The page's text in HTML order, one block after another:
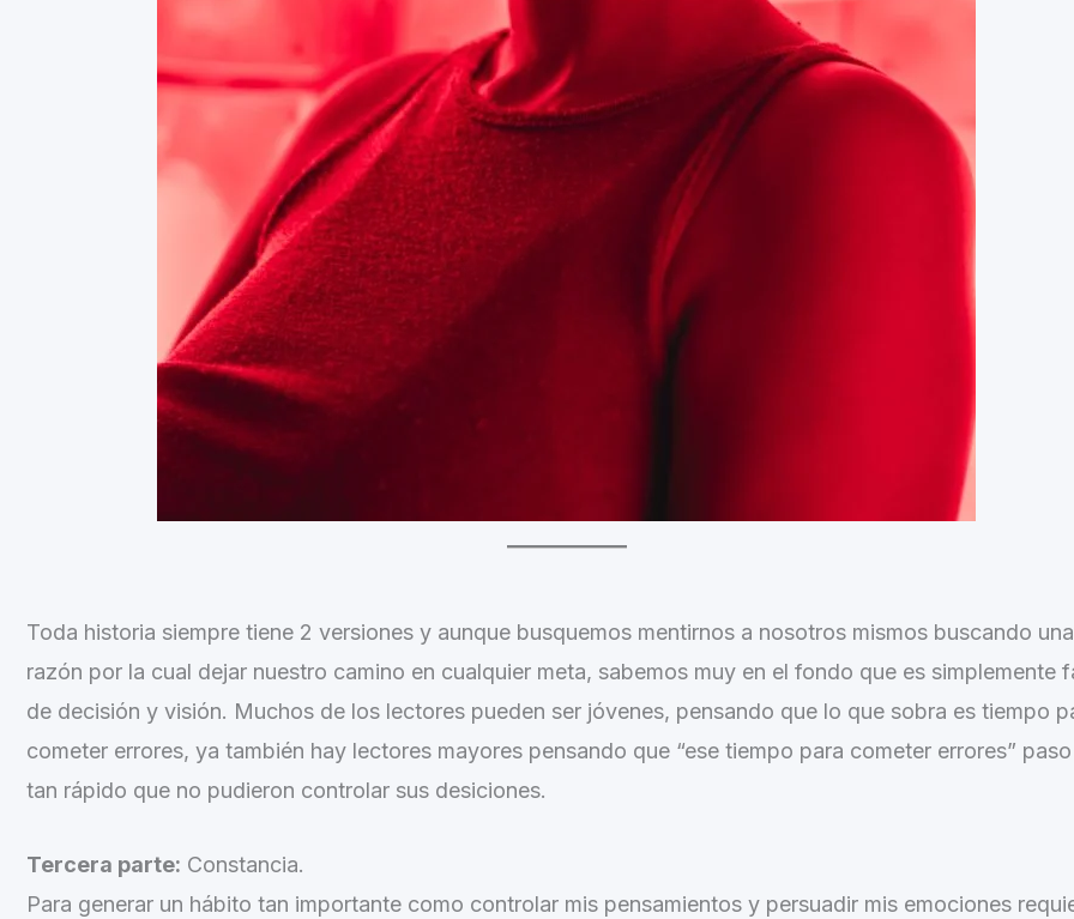
Toda historia siempre tiene 2 versiones y aunque busquemos mentirnos a nosotros mismos buscando una
razón por la cual dejar nuestro camino en cualquier meta, sabemos muy en el fondo que es simplemente
de decisión y visión. Muchos de los lectores pueden ser jóvenes, pensando que lo que sobra es tiempo
cometer errores, ya también hay lectores mayores pensando que “ese tiempo para cometer errores” paso
tan rápido que no pudieron controlar sus desiciones.
Tercera parte: Constancia.
Para generar un hábito tan importante como controlar mis pensamientos y persuadir mis emociones